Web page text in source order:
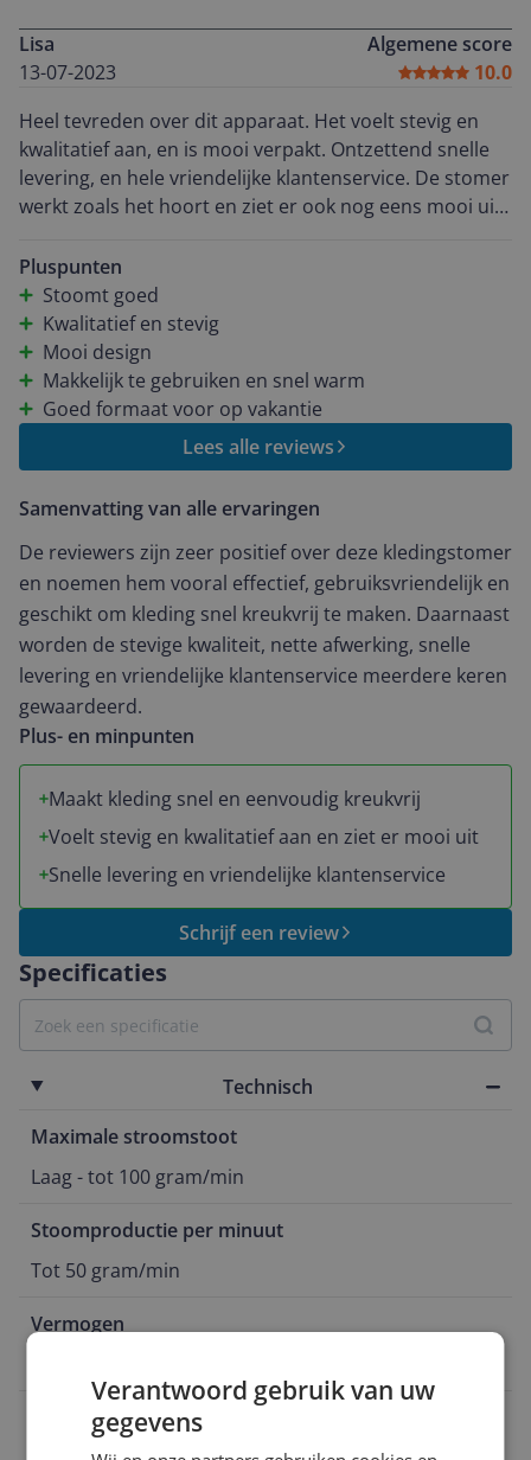
Specificaties
Technisch
Maximale stroomstoot
Laag - tot 100 gram/min
Stoomproductie per minuut
Tot 50 gram/min
Vermogen
Stoomdruk
Lisa
13-07-2023
Algemene score
10.0
Heel tevreden over dit apparaat. Het voelt stevig en
kwalitatief aan, en is mooi verpakt. Ontzettend snelle
levering, en hele vriendelijke klantenservice. De stomer
werkt zoals het hoort en ziet er ook nog eens mooi uit.
handstomer om kleding van kreukels te ontdoen.
Pluspunten
Stoomt goed
Kwalitatief en stevig
Mooi design
Makkelijk te gebruiken en snel warm
Goed formaat voor op vakantie
Lees alle reviews
Samenvatting van alle ervaringen
De reviewers zijn zeer positief over deze kledingstomer
en noemen hem vooral effectief, gebruiksvriendelijk en
geschikt om kleding snel kreukvrij te maken. Daarnaast
worden de stevige kwaliteit, nette afwerking, snelle
levering en vriendelijke klantenservice meerdere keren
gewaardeerd.
Plus- en minpunten
Maakt kleding snel en eenvoudig kreukvrij
Voelt stevig en kwalitatief aan en ziet er mooi uit
Snelle levering en vriendelijke klantenservice
Schrijf een review
Verantwoord gebruik van uw
gegevens